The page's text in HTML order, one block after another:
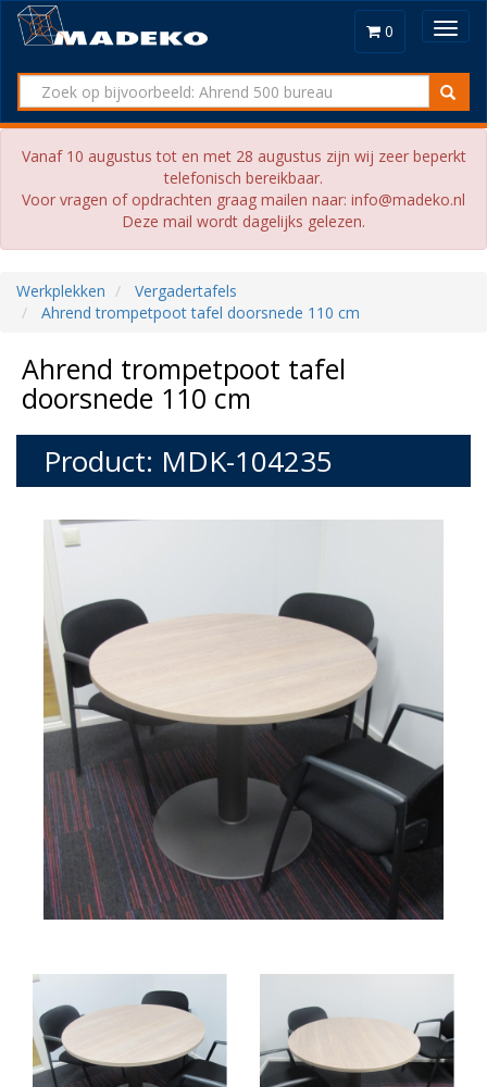
0
Vanaf 10 augustus tot en met 28 augustus zijn wij zeer beperkt
telefonisch bereikbaar.
Voor vragen of opdrachten graag mailen naar: info@madeko.nl
Deze mail wordt dagelijks gelezen.
Werkplekken
Vergadertafels
Ahrend trompetpoot tafel doorsnede 110 cm
Ahrend trompetpoot tafel
doorsnede 110 cm
Product: MDK-104235